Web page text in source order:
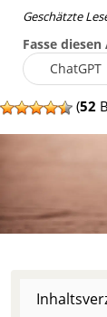
Geschätzte
Fasse
ChatGPT
(52